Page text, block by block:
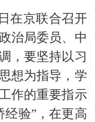
京联合召开
治局委员、中
，要坚持以习
想为指导，学
作的重要指示
经验”，在更高